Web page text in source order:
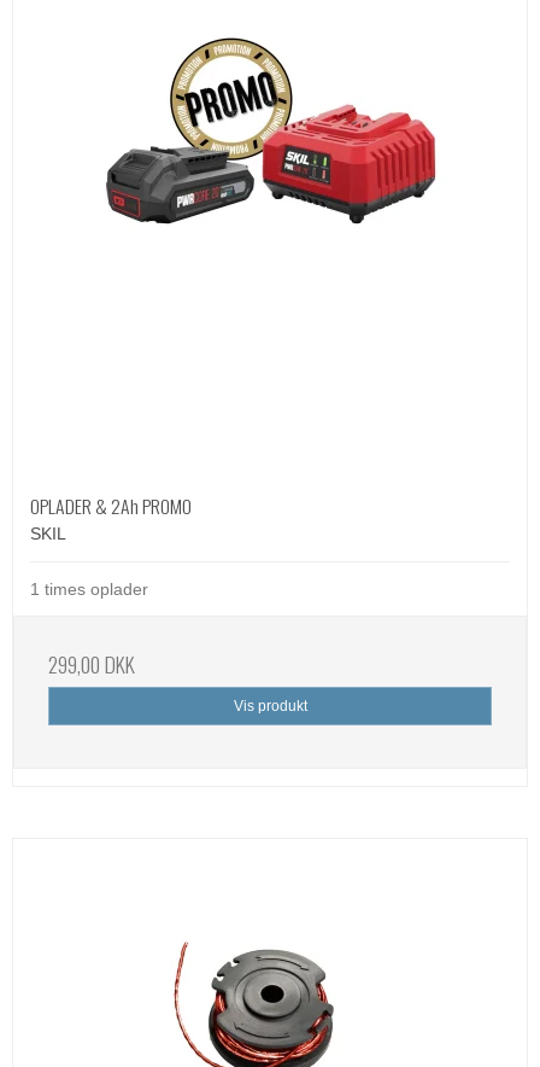
OPLADER & 2Ah PROMO
SKIL
1 times oplader
299,00 DKK
Vis produkt